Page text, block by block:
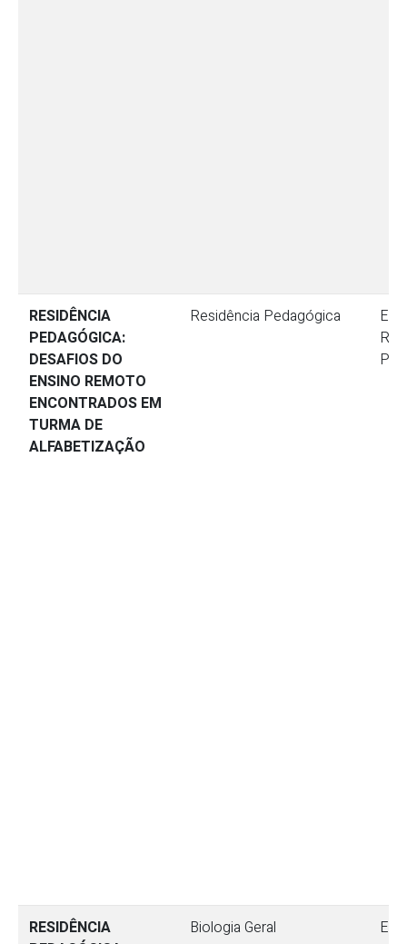
RESIDÊNCIA
PEDAGÓGICA:
DESAFIOS DO
ENSINO REMOTO
ENCONTRADOS EM
TURMA DE
ALFABETIZAÇÃO
Residência Pedagógica
RESIDÊNCIA
Biologia Geral